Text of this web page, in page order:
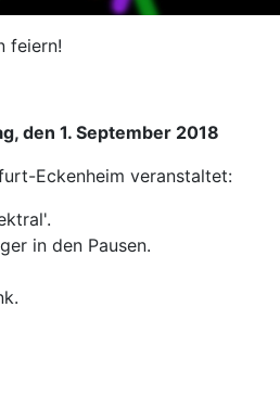
feiern!
den 1. September 2018
Eckenheim veranstaltet:
in den Pausen.